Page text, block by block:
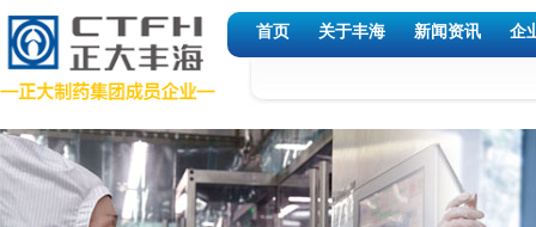
首页 关于丰海 新闻资讯 企